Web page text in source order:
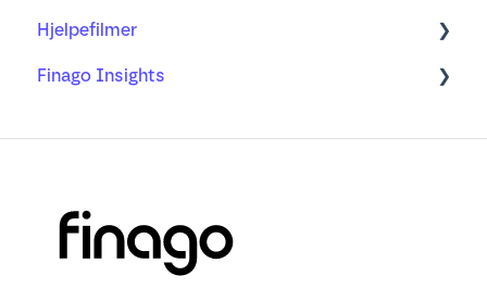
Ofte stilte spørsmål
Min profil
Brukeradministrasjon
Hjelpefilmer
Nettleser
Finago Insights